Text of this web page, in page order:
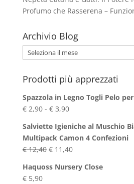
Profumo che Rasserena –
Archivio Blog
Archivio
Blog
Prodotti più apprezzati
Spazzola in Legno Togli Pelo
€2,90 - €3,90Fascia
prezzo:
da
€ 2,90
a
Salviette Igieniche al Muschio
Multipack Camon 4 Confezioni
€12,40 Il
originale
€11,40Il
attuale
Haquoss Nursery Close
€5,90